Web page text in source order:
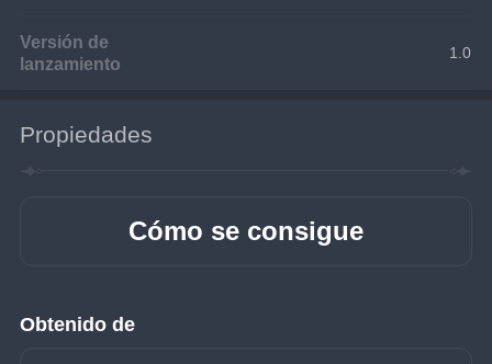
Versión de
lanzamiento
1.0
Propiedades
Cómo se consigue
Obtenido de